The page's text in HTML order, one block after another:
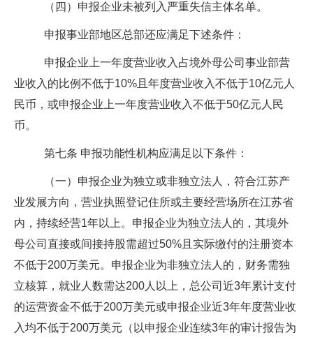
（四）申报企业未被列入严重失信主体名单。
申报事业部地区总部还应满足下述条件：
申报企业上一年度营业收入占境外母公司事业部营
业收入的比例不低于10% 且年度营业收入不低于10亿元人
民币，或申报企业上一年度营业收入不低于50亿元人民
币。
第七条 申报功能性机构应满足以下条件：
（一）申报企业为独立或非独立法人，符合江苏产
业发展方向，营业执照登记住所或主要经营场所在江苏省
内，持续经营1年以上。申报企业为独立法人的，其境外
母公司直接或间接持股需超过50% 且实际缴付的注册资本
不低于200万美元。申报企业为非独立法人的，财务需独
立核算，就业人数需达200 人以上，总公司近3年累计支付
的运营资金不低于200万美元或申报企业近3年年度营业收
入均不低于200万美元（以申报企业连续3年的审计报告为